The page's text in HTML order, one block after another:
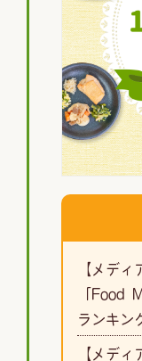
【メデ
「Food
ランキン
【メデ